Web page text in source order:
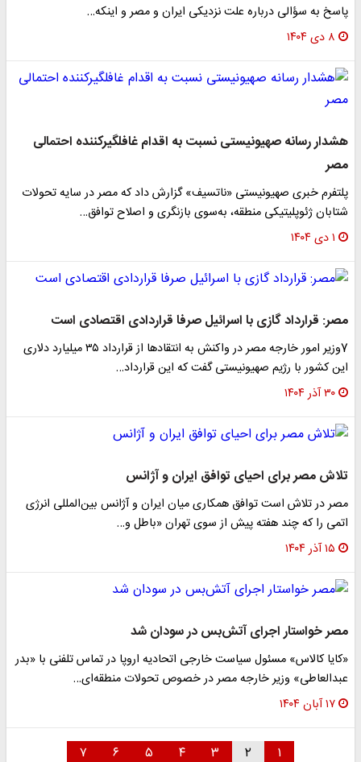
پاسخ به سؤالی درباره علت نزدیکی ایران و مصر و اینکه…
۸ دی ۱۴۰۴
هشدار رسانه صهیونیستی نسبت به اقدام غافلگیرکننده احتمالی
مصر
پلتفرم خبری صهیونیستی «ناتسیف» گزارش داد که مصر در سایه تحولات
شتابان ژئوپلیتیکی منطقه، به‌سوی بازنگری و اصلاح توافق…
۱ دی ۱۴۰۴
مصر: قرارداد گازی با اسرائیل صرفا قراردادی اقتصادی است
7وزیر امور خارجه مصر در واکنش به انتقادها از قرارداد ۳۵ میلیارد دلاری
این کشور با رژیم صهیونیستی گفت که این قرارداد…
۳۰ آذر ۱۴۰۴
تلاش مصر برای احیای توافق ایران و آژانس
مصر در تلاش است توافق همکاری میان ایران و آژانس بین‌المللی انرژی
اتمی را که چند هفته پیش از سوی تهران «باطل و…
۱۵ آذر ۱۴۰۴
مصر خواستار اجرای آتش‌بس در سودان شد
«کایا کالاس» مسئول سیاست خارجی اتحادیه اروپا در تماس تلفنی با «بدر
عبدالعاطی» وزیر خارجه مصر در خصوص تحولات منطقه‌ای…
۱۷ آبان ۱۴۰۴
۱ ۲ ۳ ۴ ۵ ۶ ۷